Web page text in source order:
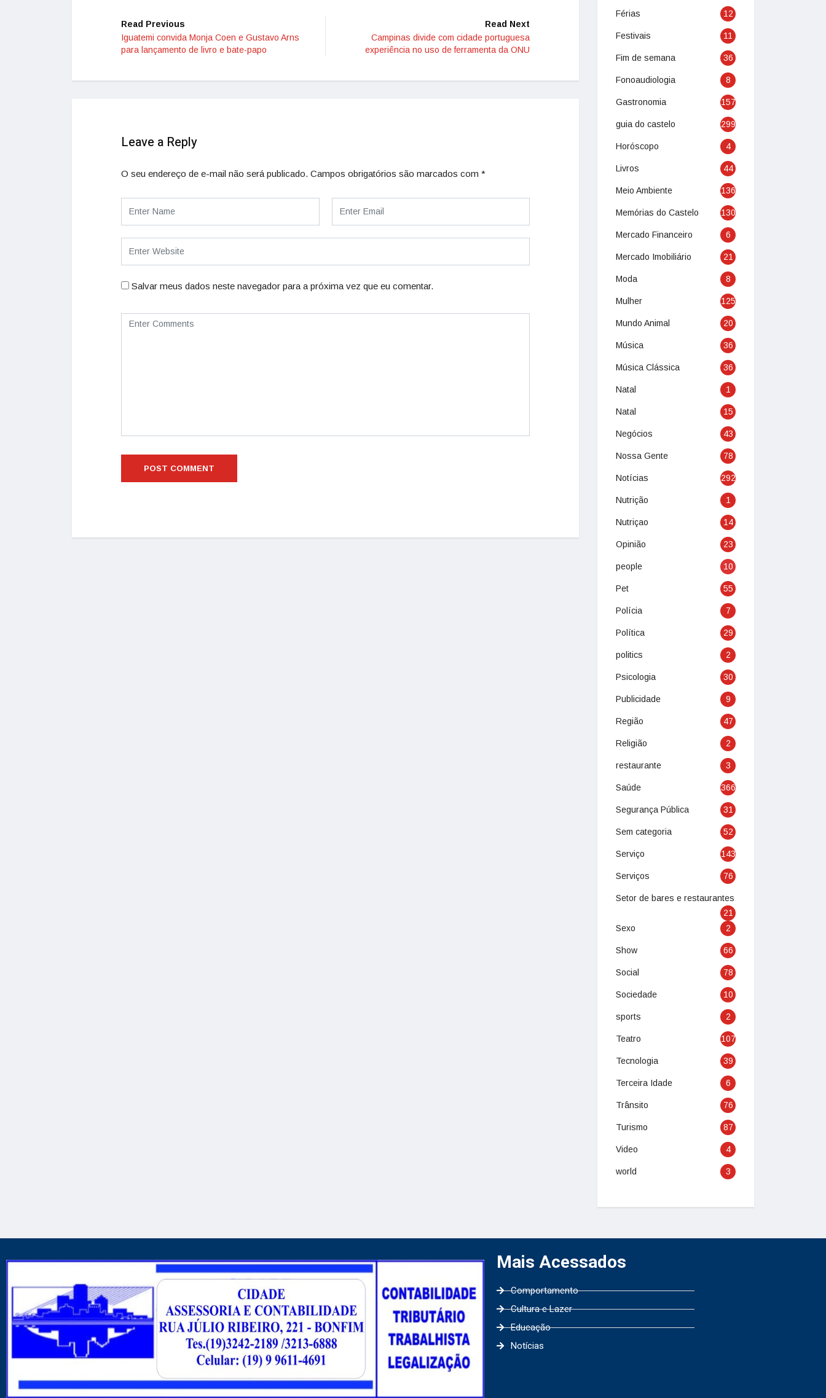
Read Previous
Iguatemi convida Monja Coen e Gustavo Arns
para lançamento de livro e bate-papo
Read Next
Campinas divide com cidade portuguesa
experiência no uso de ferramenta da ONU
Leave a Reply
O seu endereço de e-mail não será publicado. Campos obrigatórios são marcados com *
Salvar meus dados neste navegador para a próxima vez que eu comentar.
Férias 12
Festivais 11
Fim de semana 36
Fonoaudiologia 8
Gastronomia 157
guia do castelo 299
Horóscopo 4
Livros 44
Meio Ambiente 136
Memórias do Castelo 130
Mercado Financeiro 6
Mercado Imobiliário 21
Moda 8
Mulher 125
Mundo Animal 20
Música 36
Música Clássica 36
Natal 1
Natal 15
Negócios 43
Nossa Gente 78
Notícias 292
Nutrição 1
Nutriçao 14
Opinião 23
people 10
Pet 55
Polícia 7
Política 29
politics 2
Psicologia 30
Publicidade 9
Região 47
Religião 2
restaurante 3
Saúde 366
Segurança Pública 31
Sem categoria 52
Serviço 143
Serviços 76
Setor de bares e restaurantes
21
Sexo
2
Show 66
Social 78
Sociedade 10
sports 2
Teatro 107
Tecnologia 39
Terceira Idade 6
Trânsito 76
Turismo 87
Video 4
world 3
Mais Acessados
Comportamento
Cultura e Lazer
Educação
Notícias